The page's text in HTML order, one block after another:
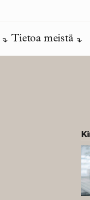
Tietoa meistä